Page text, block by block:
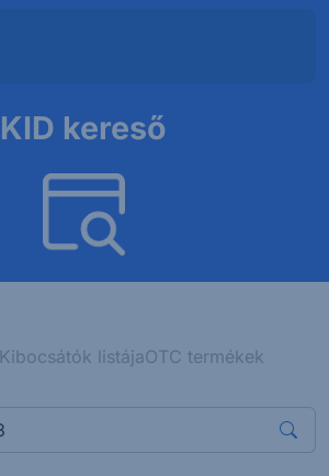
KID kereső
Kibocsátók listájaOTC termékek